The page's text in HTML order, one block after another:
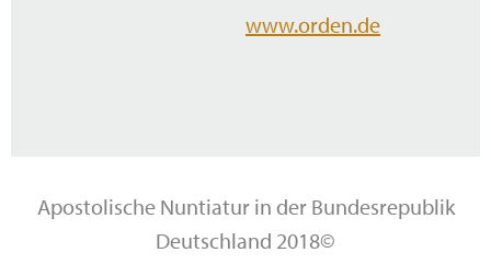
www.orden.de
Apostolische Nuntiatur in der Bundesrepublik
Deutschland 2018©